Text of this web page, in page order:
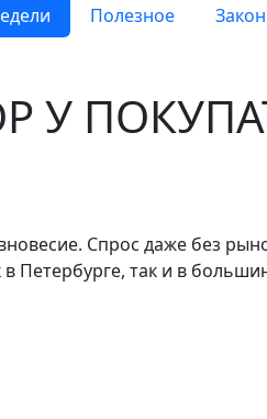
Полезное
У
Спрос даже без
Петербурге, так и в